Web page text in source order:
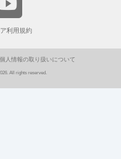
利用規約
個人情報の取り扱いについて
All rights reserved.